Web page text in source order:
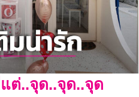
ต่..จุด..จุด..จุด